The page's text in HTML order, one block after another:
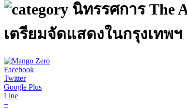
นิทรรศการ The
เตรียมจัดแสดงในกรุงเทพฯ
Facebook
Twitter
Google Plus
Line
+